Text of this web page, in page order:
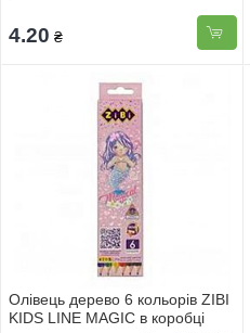
4.20 ₴
Олівець дерево 6 кольорів ZIBI
KIDS LINE MAGIC в коробці